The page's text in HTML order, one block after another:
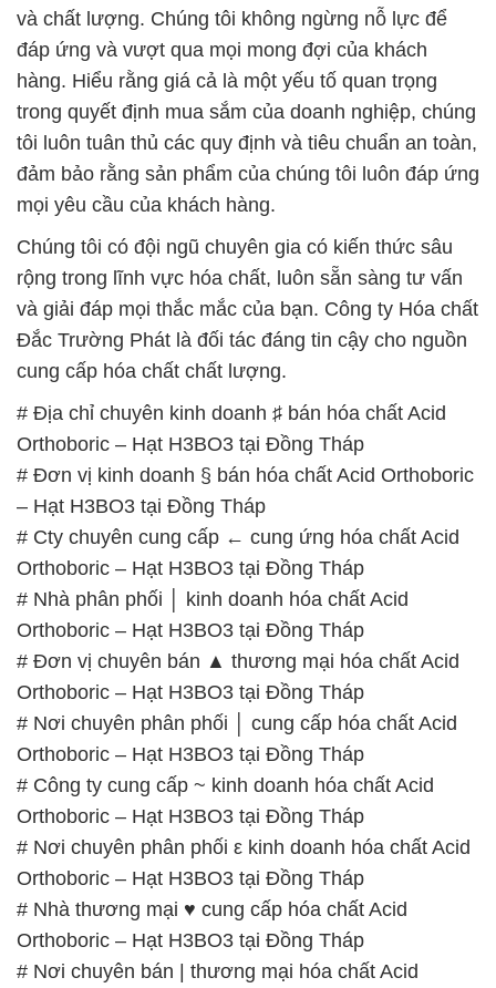
và chất lượng. Chúng tôi không ngừng nỗ lực để
đáp ứng và vượt qua mọi mong đợi của khách
hàng. Hiểu rằng giá cả là một yếu tố quan trọng
trong quyết định mua sắm của doanh nghiệp, chúng
tôi luôn tuân thủ các quy định và tiêu chuẩn an toàn,
đảm bảo rằng sản phẩm của chúng tôi luôn đáp ứng
mọi yêu cầu của khách hàng.
Chúng tôi có đội ngũ chuyên gia có kiến thức sâu
rộng trong lĩnh vực hóa chất, luôn sẵn sàng tư vấn
và giải đáp mọi thắc mắc của bạn. Công ty Hóa chất
Đắc Trường Phát là đối tác đáng tin cậy cho nguồn
cung cấp hóa chất chất lượng.
# Địa chỉ chuyên kinh doanh ♯ bán hóa chất Acid
Orthoboric – Hạt H3BO3 tại Đồng Tháp
# Đơn vị kinh doanh § bán hóa chất Acid Orthoboric
– Hạt H3BO3 tại Đồng Tháp
# Cty chuyên cung cấp ← cung ứng hóa chất Acid
Orthoboric – Hạt H3BO3 tại Đồng Tháp
# Nhà phân phối │ kinh doanh hóa chất Acid
Orthoboric – Hạt H3BO3 tại Đồng Tháp
# Đơn vị chuyên bán ▲ thương mại hóa chất Acid
Orthoboric – Hạt H3BO3 tại Đồng Tháp
# Nơi chuyên phân phối │ cung cấp hóa chất Acid
Orthoboric – Hạt H3BO3 tại Đồng Tháp
# Công ty cung cấp ~ kinh doanh hóa chất Acid
Orthoboric – Hạt H3BO3 tại Đồng Tháp
# Nơi chuyên phân phối ε kinh doanh hóa chất Acid
Orthoboric – Hạt H3BO3 tại Đồng Tháp
# Nhà thương mại ♥ cung cấp hóa chất Acid
Orthoboric – Hạt H3BO3 tại Đồng Tháp
# Nơi chuyên bán | thương mại hóa chất Acid